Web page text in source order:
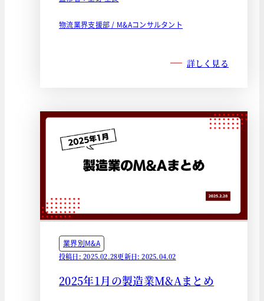
物流業界支援部 / M&Aコンサルタント
詳しく見る
業界別M&A
投稿日: 2025.02.28更新日: 2025.04.02
2025年1月の製造業M&Aまとめ